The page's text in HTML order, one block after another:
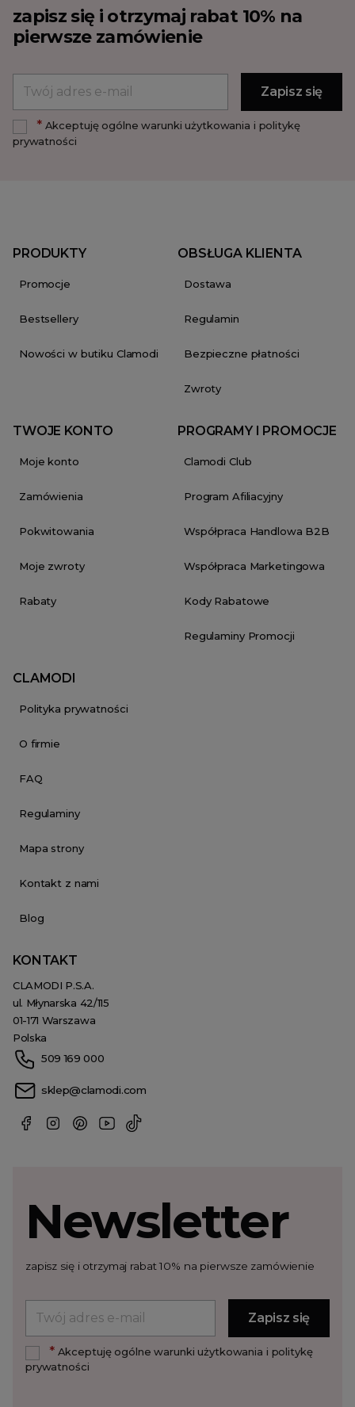
zapisz się i otrzymaj rabat 10% na
pierwsze zamówienie
*Akceptuję ogólne warunki użytkowania i politykę
prywatności
PRODUKTY
Promocje
Bestsellery
Nowości w butiku Clamodi
OBSŁUGA KLIENTA
Dostawa
Regulamin
Bezpieczne płatności
Zwroty
TWOJE KONTO
Moje konto
Zamówienia
Pokwitowania
Moje zwroty
Rabaty
PROGRAMY I PROMOCJE
Clamodi Club
Program Afiliacyjny
Współpraca Handlowa B2B
Współpraca Marketingowa
Kody Rabatowe
Regulaminy Promocji
CLAMODI
Polityka prywatności
O firmie
FAQ
Regulaminy
Mapa strony
Kontakt z nami
Blog
KONTAKT
CLAMODI P.S.A.
ul. Młynarska 42/115
01-171 Warszawa
Polska
509 169 000
sklep@clamodi.com
Newsletter
zapisz się i otrzymaj rabat 10% na pierwsze zamówienie
*Akceptuję ogólne warunki użytkowania i politykę
prywatności